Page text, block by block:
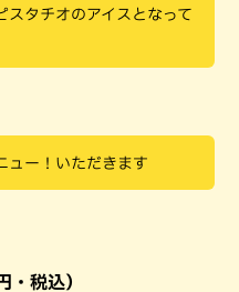
スタチオのアイスとなって
ュー！いただきます
・税込）